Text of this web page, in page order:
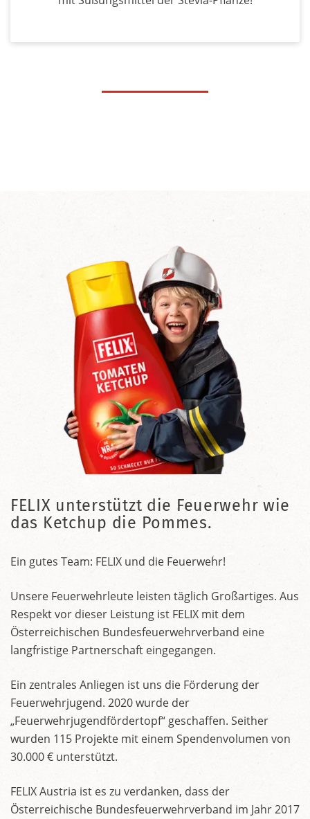
FELIX unterstützt die Feuerwehr wie
das Ketchup die Pommes.
Ein gutes Team: FELIX und die Feuerwehr!
Unsere Feuerwehrleute leisten täglich Großartiges. Aus
Respekt vor dieser Leistung ist FELIX mit dem
Österreichischen Bundesfeuerwehrverband eine
langfristige Partnerschaft eingegangen.
Ein zentrales Anliegen ist uns die Förderung der
Feuerwehrjugend. 2020 wurde der
„Feuerwehrjugendfördertopf“ geschaffen. Seither
wurden 115 Projekte mit einem Spendenvolumen von
30.000 € unterstützt.
FELIX Austria ist es zu verdanken, dass der
Österreichische Bundesfeuerwehrverband im Jahr 2017